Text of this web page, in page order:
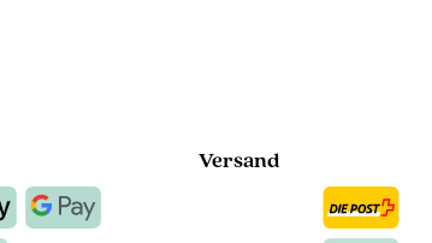
Versand